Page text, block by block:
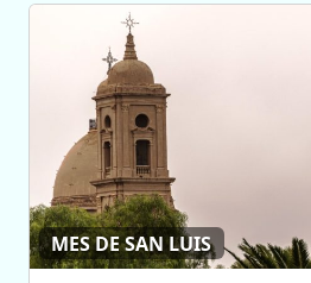
MES DE SAN LUIS